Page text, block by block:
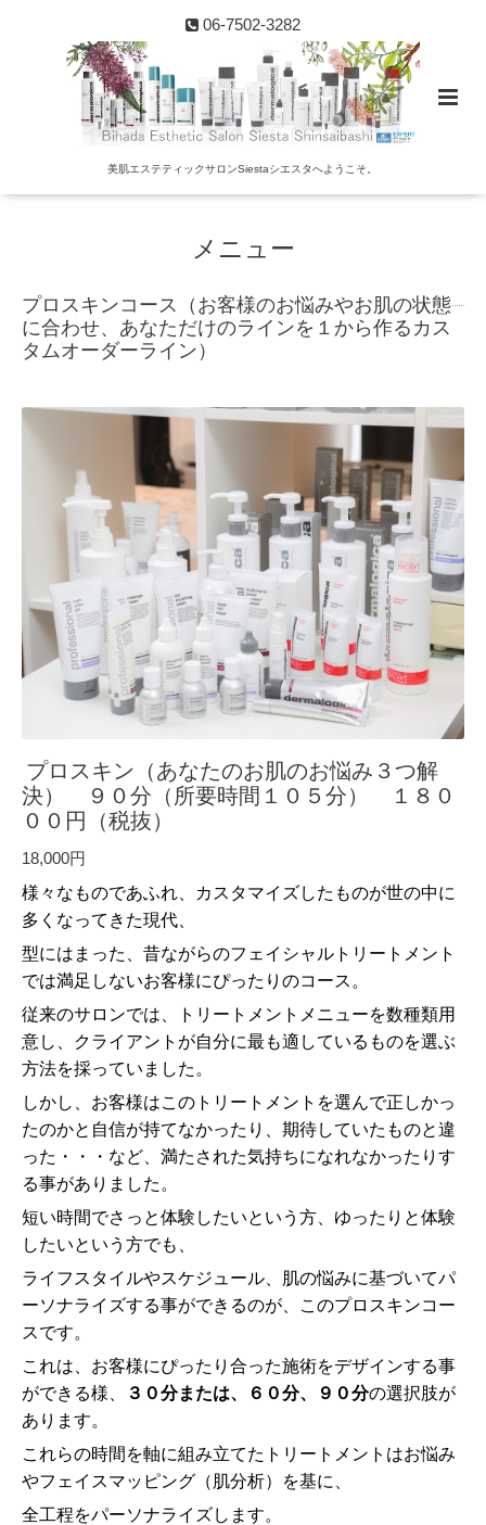
06-7502-3282
美肌エステティックサロンSiestaシエスタへようこそ。
メニュー
プロスキンコース（お客様のお悩みやお肌の状態
に合わせ、あなただけのラインを１から作るカス
タムオーダーライン）
プロスキン（あなたのお肌のお悩み３つ解
決） ９０分（所要時間１０５分） １８０
００円（税抜）
18,000円
様々なものであふれ、カスタマイズしたものが世の中に
多くなってきた現代、
型にはまった、昔ながらのフェイシャルトリートメント
では満足しないお客様にぴったりのコース。
従来のサロンでは、トリートメントメニューを数種類用
意し、クライアントが自分に最も適しているものを選ぶ
方法を採っていました。
しかし、お客様はこのトリートメントを選んで正しかっ
たのかと自信が持てなかったり、期待していたものと違
った・・・など、満たされた気持ちになれなかったりす
る事がありました。
短い時間でさっと体験したいという方、ゆったりと体験
したいという方でも、
ライフスタイルやスケジュール、肌の悩みに基づいてパ
ーソナライズする事ができるのが、このプロスキンコー
スです。
これは、お客様にぴったり合った施術をデザインする事
ができる様、
３０分または、６０分、９０分の選択肢が
あります。
これらの時間を軸に組み立てたトリートメントはお悩み
やフェイスマッピング（肌分析）を基に、
全工程をパーソナライズします。